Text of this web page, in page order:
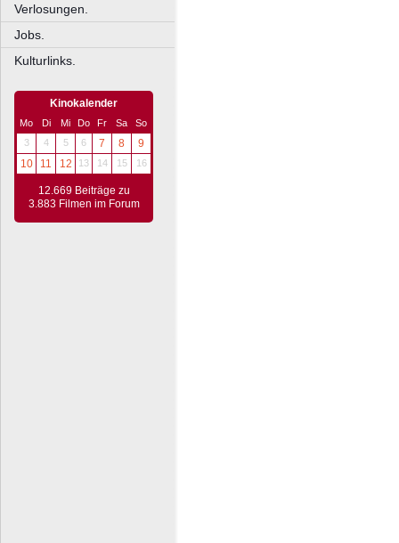
Verlosungen.
Jobs.
Kulturlinks.
Kinokalender
Mo Di Mi Do Fr Sa
So
3
4 5 6 7 8
9
10
11 12 13 14 15 16
12.669 Beiträge zu
3.883 Filmen im Forum